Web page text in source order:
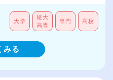
大学
短大
高専
専門 高校
みる